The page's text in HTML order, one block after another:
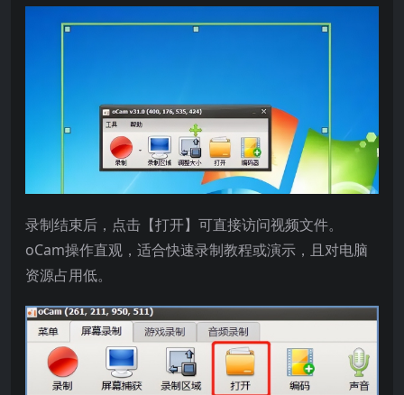
录制结束后，点击【打开】可直接访问视频文件。
oCam操作直观，适合快速录制教程或演示，且对电脑
资源占用低。